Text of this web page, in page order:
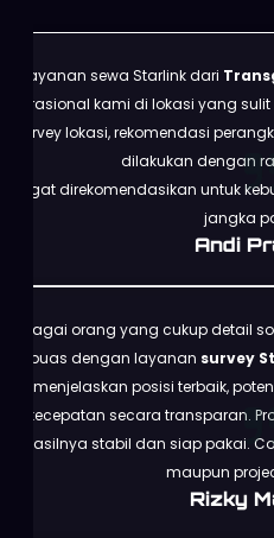
Layanan sewa Starlink dari
operasional kami di lokasi yang
survey lokasi, rekomendasi
dilakukan dengan
Sangat direkomendasikan untuk
jangka
Andi
Sebagai orang yang cukup detail
puas dengan layanan survey
menjelaskan posisi terbaik,
kecepatan secara transparan.
hasilnya stabil dan siap pakai.
maupun
Rizky